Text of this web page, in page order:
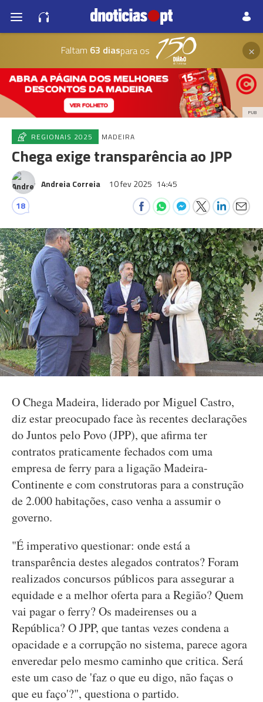
Faltam 63 diaspara os ×
PUB
REGIONAIS 2025 MADEIRA
Chega exige transparência ao JPP
Andreia Correia 10 fev 2025 14:45
18
O Chega Madeira, liderado por Miguel Castro,
diz estar preocupado face às recentes declarações
do Juntos pelo Povo (JPP), que afirma ter
contratos praticamente fechados com uma
empresa de ferry para a ligação Madeira-
Continente e com construtoras para a construção
de 2.000 habitações, caso venha a assumir o
governo.
"É imperativo questionar: onde está a
transparência destes alegados contratos? Foram
realizados concursos públicos para assegurar a
equidade e a melhor oferta para a Região? Quem
vai pagar o ferry? Os madeirenses ou a
República? O JPP, que tantas vezes condena a
opacidade e a corrupção no sistema, parece agora
enveredar pelo mesmo caminho que critica. Será
este um caso de 'faz o que eu digo, não faças o
que eu faço'?", questiona o partido.